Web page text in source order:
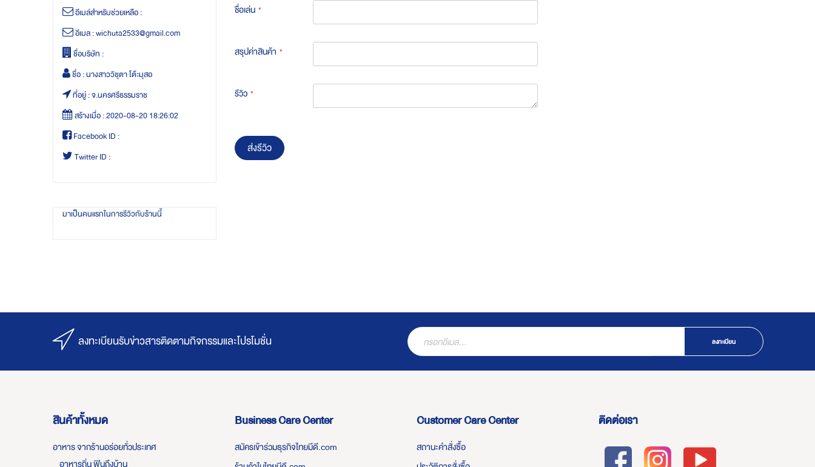
อีเมล์สำหรับช่วยเหลือ :
อีเมล :wichuta2533@gmail.com
ชื่อบริษัท :
ชื่อ :นางสาววิชุตา โต๊ะมุสอ
ที่อยู่ :จ.นครศรีธรรมราช
สร้างเมื่อ :2020-08-20 18:26:02
Facebook ID :
Twitter ID :
มาเป็นคนแรกในการรีวิวกับร้านนี้
ชื่อเล่น
สรุปค่าสินค้า
รีวิว
ส่งรีวิว
ลงทะเบียนรับข่าวสารติดตามกิจกรรมและโปรโมชั่น ลงทะเบียน
สินค้าทั้งหมด
อาหาร จากร้านอร่อยทั่วประเทศ
อาหารถิ่น ฟินถึงบ้าน
Business Care Center
สมัครเข้าร่วมธุรกิจไทยมีดี.com
Customer Care Center
สถานะคำสั่งซื้อ
ติดต่อเรา